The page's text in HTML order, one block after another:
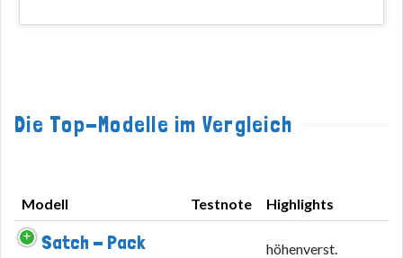
Die Top-Modelle im Vergleich
Modell Testnote
Highlights
Modell
Satch - Pack
höhenverst.